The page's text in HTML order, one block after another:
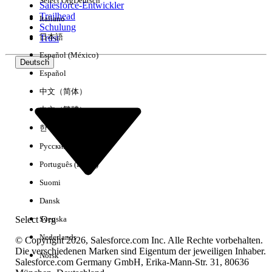
Erfahrung
Keine Ergebnisse
Salesforce-Entwickler
Trailhead
Schulung
Trust
Deutsch
Select Org
Italiano
日本語
Español (México)
Español
中文（简体）
中文（繁體）
한국어
Русский
Português (Brasil)
Suomi
Dansk
Svenska
Nederlands
Norsk
© Copyright 2026, Salesforce.com Inc. Alle Rechte vorbehalten.
Die verschiedenen Marken sind Eigentum der jeweiligen Inhaber.
Salesforce.com Germany GmbH, Erika-Mann-Str. 31, 80636